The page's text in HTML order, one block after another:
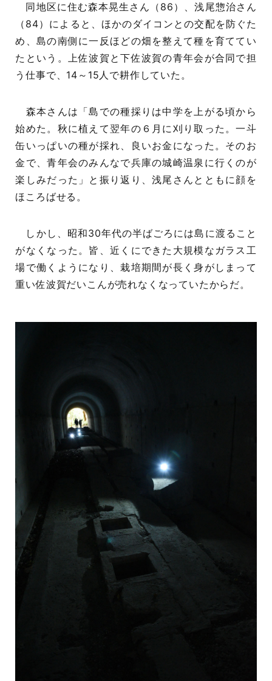
同地区に住む森本晃生さん（86）、浅尾惣治さん
（84）によると、ほかのダイコンとの交配を防ぐた
め、島の南側に一反ほどの畑を整えて種を育ててい
たという。上佐波賀と下佐波賀の青年会が合同で担
う仕事で、14～15人で耕作していた。
森本さんは「島での種採りは中学を上がる頃から
始めた。秋に植えて翌年の６月に刈り取った。一斗
缶いっぱいの種が採れ、良いお金になった。そのお
金で、青年会のみんなで兵庫の城崎温泉に行くのが
楽しみだった」と振り返り、浅尾さんとともに顔を
ほころばせる。
しかし、昭和30年代の半ばごろには島に渡ること
がなくなった。皆、近くにできた大規模なガラス工
場で働くようになり、栽培期間が長く身がしまって
重い佐波賀だいこんが売れなくなっていたからだ。